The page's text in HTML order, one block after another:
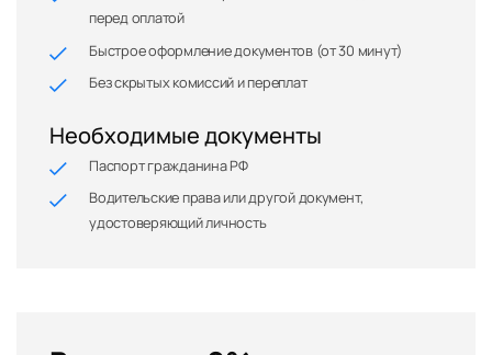
перед оплатой
Быстрое оформление документов (от 30 минут)
Без скрытых комиссий и переплат
Необходимые документы
Паспорт гражданина РФ
Водительские права или другой документ,
удостоверяющий личность